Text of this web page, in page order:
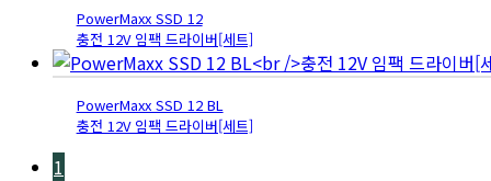
PowerMaxx SSD 12
충전 12V 임팩 드라이버[세트]
PowerMaxx SSD 12 BL
충전 12V 임팩 드라이버[세트]
1